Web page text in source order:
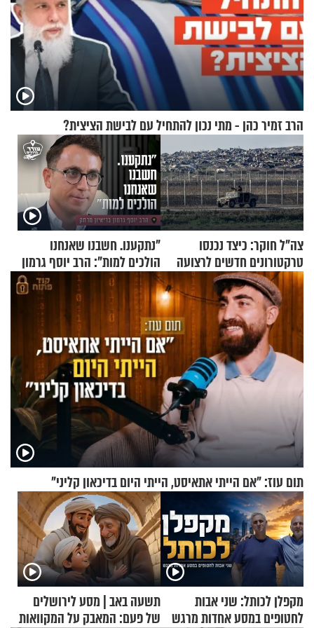
הרב זמיר כהן - מתי נכון להתחיל עם לבישת הציצית?
צה"ל חוקר: כיצד נכנסו
טרקטורונים חדשים לרצועה
"נתקענו. חשבנו שאנחנו
הולכים למות": הרב יוסף גרמון
בריאיון מרתק
תום עוז: "אם הייתי אתאיסט, הייתי היום בדיכאון קליני"
מקפלן לכותל: שני אבות
לחטופים במסע אחדות מרגש
תשעה באב | מסע לירושלים
של פעם: המאבק על המקוואות